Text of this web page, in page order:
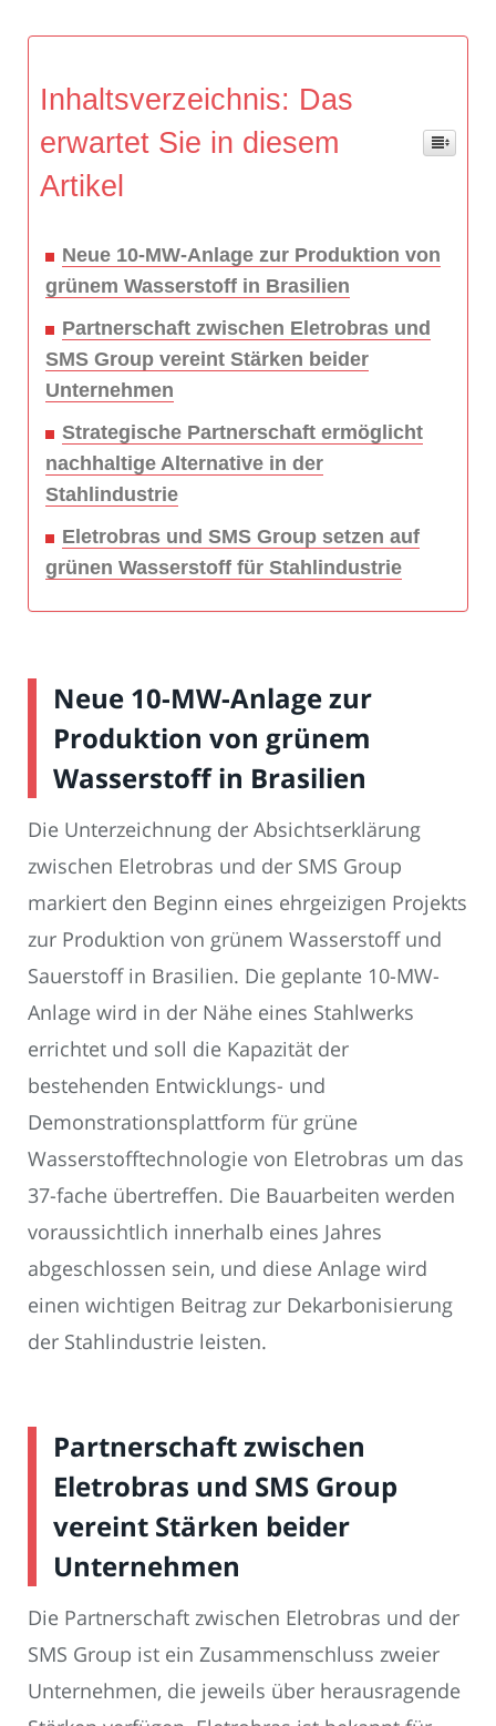
Inhaltsverzeichnis: Das
erwartet Sie in diesem
Artikel
Neue 10-MW-Anlage zur Produktion von
grünem Wasserstoff in Brasilien
Partnerschaft zwischen Eletrobras und
SMS Group vereint Stärken beider
Unternehmen
Strategische Partnerschaft ermöglicht
nachhaltige Alternative in der
Stahlindustrie
Eletrobras und SMS Group setzen auf
grünen Wasserstoff für Stahlindustrie
Neue 10-MW-Anlage zur
Produktion von grünem
Wasserstoff in Brasilien
Die Unterzeichnung der Absichtserklärung
zwischen Eletrobras und der SMS Group
markiert den Beginn eines ehrgeizigen Projekts
zur Produktion von grünem Wasserstoff und
Sauerstoff in Brasilien. Die geplante 10-MW-
Anlage wird in der Nähe eines Stahlwerks
errichtet und soll die Kapazität der
bestehenden Entwicklungs- und
Demonstrationsplattform für grüne
Wasserstofftechnologie von Eletrobras um das
37-fache übertreffen. Die Bauarbeiten werden
voraussichtlich innerhalb eines Jahres
abgeschlossen sein, und diese Anlage wird
einen wichtigen Beitrag zur Dekarbonisierung
der Stahlindustrie leisten.
Partnerschaft zwischen
Eletrobras und SMS Group
vereint Stärken beider
Unternehmen
Die Partnerschaft zwischen Eletrobras und der
SMS Group ist ein Zusammenschluss zweier
Unternehmen, die jeweils über herausragende